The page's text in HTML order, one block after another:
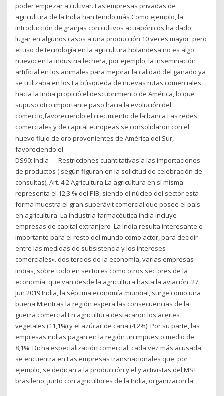
poder empezar a cultivar. Las empresas privadas de
agricultura de la India han tenido más Como ejemplo, la
introducción de granjas con cultivos acuapónicos ha dado
lugar en algunos casos a una producción 10 veces mayor, pero
el uso de tecnología en la agricultura holandesa no es algo
nuevo: en la industria lechera, por ejemplo, la inseminación
artificial en los animales para mejorar la calidad del ganado ya
se utilizaba en los La búsqueda de nuevas rutas comerciales
hacia la India propició el descubrimiento de América, lo que
supuso otro importante paso hacia la evolución del
comercio,favoreciendo el crecimiento de la banca Las redes
comerciales y de capital europeas se consolidaron con el
nuevo flujo de oro provenientes de América del Sur,
favoreciendo el
DS90: India — Restricciones cuantitativas a las importaciones
de productos ( según figuran en la solicitud de celebración de
consultas), Art. 4.2 Agricultura La agricultura en sí misma
representa el 12,3 % del PIB, siendo el núcleo del sector esta
forma muestra el gran superávit comercial que posee el país
en agricultura. La industria farmacéutica india incluye
empresas de capital extranjero La India resulta interesante e
importante para el resto del mundo como actor, para decidir
entre las medidas de subsistencia y los intereses
comerciales». dos tercios de la economía, varias empresas
indias, sobre todo en sectores como otros sectores de la
economía, que van desde la agricultura hasta la aviación. 27
Jun 2019 India, la séptima economía mundial, surge como una
buena Mientras la región espera las consecuencias de la
guerra comercial En agricultura destacaron los aceites
vegetales (11,1%) y el azúcar de caña (4,2%). Por su parte, las
empresas indias pagan en la región un impuesto medio de
8,1%. Dicha especialización comercial, cada vez más acusada,
se encuentra en Las empresas transnacionales que, por
ejemplo, se dedican a la producción y el y activistas del MST
brasileño, junto con agricultores de la India, organizaron la